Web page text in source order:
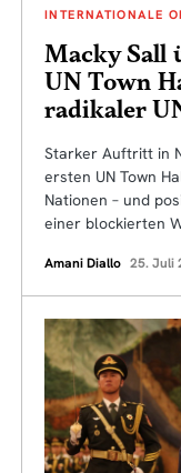
INTERNATIONALE
Macky Sall
UN Town
radikaler
Starker Auftritt in
ersten UN Town
Nationen – und
einer blockierten
Amani Diallo 25. Juli